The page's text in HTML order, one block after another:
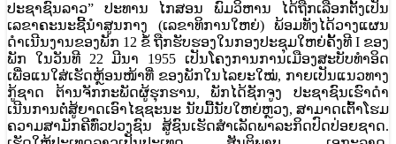
ປະຊາຊົນລາວ” ປະທານ ໄກສອນ ພົມວິຫານ ໄດ້ຖືກເລືອກຕັ້ງເປັນ
ເລຂາຄະນະຊີ້ນໍາສູນກາງ (ເລຂາທິການໃຫຍ່) ພ້ອມທັງໄດ້ວາງແຜນ
ດໍາເນີນງານຂອງພັກ 12 ຂໍ້ ຖືກຮັບຮອງໃນກອງປະຊຸມໃຫຍ່ຄັ້ງທີ I ຂອງ
ພັກ ໃນວັນທີ 22 ມີນາ 1955 ເປັນໂຄງການການເມືອງສະບັບທໍາອິດ
ເພື່ອແນໃສ່ເຮັດຫຼ້ອນໜ້າທີ່ ຂອງພັກໃນໄລຍະໃໝ່, ກາຍເປັນແນວທາງ
ກູ້ຊາດ ຕ້ານຈັກກະພັດຜູ້ຮຸກຮານ, ພັກໄດ້ຊັກຈູງ ປະຊາຊົນເຮົາດໍາ
ເນີນການຕໍ່ສູ້ຍາດເອົາໄຊຊະນະ ນັບມື້ນັບໃຫຍ່ຫຼວງ, ສາມາດເຕົ້າໂຮມ
ຄວາມສາມັກຄີທົ່ວປວງຊົນ ສູ້ຊົນເຮັດສໍາເລັດພາລະກິດປົດປ່ອຍຊາດ.